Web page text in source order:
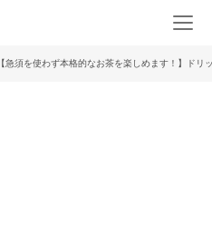
【急須を使わず本格的なお茶を楽しめます！】ドリ